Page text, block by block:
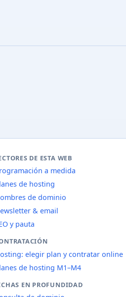
DE ESTA WEB
a medida
de hosting
de dominio
& email
y pauta
elegir plan y contratar online
de hosting M1–M4
EN PROFUNDIDAD